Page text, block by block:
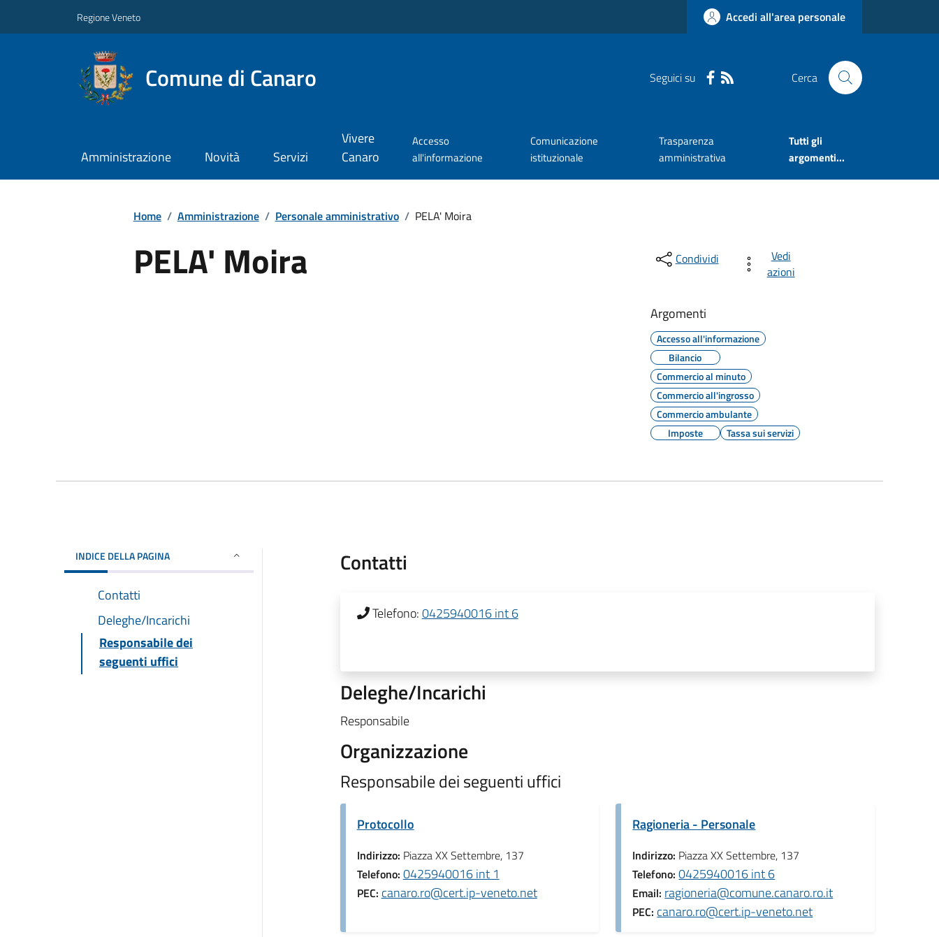
Regione Veneto Accedi all'area personale
Comune di Canaro Seguici su Cerca
Amministrazione Novità Servizi
Vivere
Canaro
Accesso
all'informazione
Comunicazione
istituzionale
Trasparenza
amministrativa
Tutti gli
argomenti...
Home / Amministrazione / Personale amministrativo / PELA' Moira
PELA' Moira Condividi
Vedi
azioni
Argomenti
Accesso all'informazione
Bilancio
Commercio al minuto
Commercio all'ingrosso
Commercio ambulante
Imposte
Tassa sui servizi
INDICE DELLA PAGINA
Contatti
Deleghe/Incarichi
Responsabile dei
seguenti uffici
Contatti
Telefono:0425940016 int 6
Deleghe/Incarichi
Responsabile
Organizzazione
Responsabile dei seguenti uffici
Protocollo
Indirizzo: Piazza XX Settembre, 137
Telefono: 0425940016 int 1
PEC: canaro.ro@cert.ip-veneto.net
Ragioneria - Personale
Indirizzo: Piazza XX Settembre, 137
Telefono:0425940016 int 6
Email: ragioneria@comune.canaro.ro.it
PEC: canaro.ro@cert.ip-veneto.net